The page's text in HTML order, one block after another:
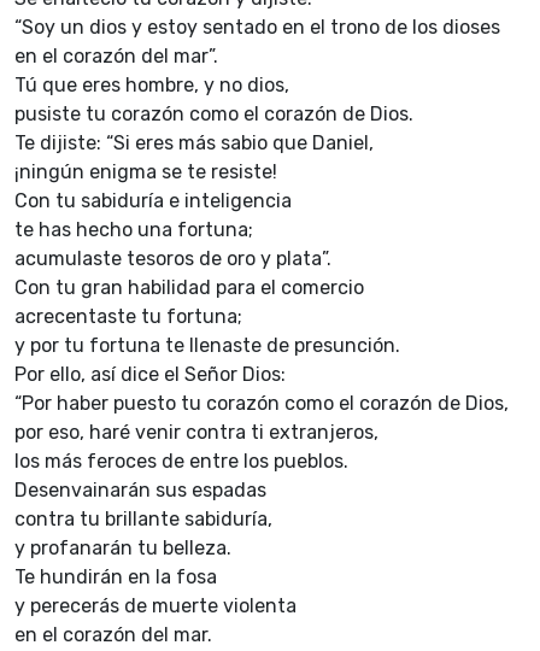
“Soy un dios y estoy sentado en el trono de los dioses
en el corazón del mar”.
Tú que eres hombre, y no dios,
pusiste tu corazón como el corazón de Dios.
Te dijiste: “Si eres más sabio que Daniel,
¡ningún enigma se te resiste!
Con tu sabiduría e inteligencia
te has hecho una fortuna;
acumulaste tesoros de oro y plata”.
Con tu gran habilidad para el comercio
acrecentaste tu fortuna;
y por tu fortuna te llenaste de presunción.
Por ello, así dice el Señor Dios:
“Por haber puesto tu corazón como el corazón de Dios,
por eso, haré venir contra ti extranjeros,
los más feroces de entre los pueblos.
Desenvainarán sus espadas
contra tu brillante sabiduría,
y profanarán tu belleza.
Te hundirán en la fosa
y perecerás de muerte violenta
en el corazón del mar.